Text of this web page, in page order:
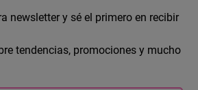
newsletter y sé el primero en recibir
tendencias, promociones y mucho